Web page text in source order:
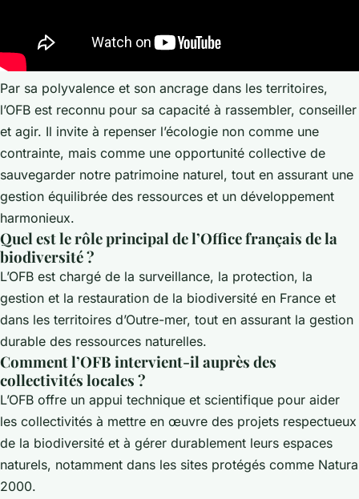
Par sa polyvalence et son ancrage dans les territoires,
l’OFB est reconnu pour sa capacité à rassembler, conseiller
et agir. Il invite à repenser l’écologie non comme une
contrainte, mais comme une opportunité collective de
sauvegarder notre patrimoine naturel, tout en assurant une
gestion équilibrée des ressources et un développement
harmonieux.
Quel est le rôle principal de l’Office français de la
biodiversité ?
L’OFB est chargé de la surveillance, la protection, la
gestion et la restauration de la biodiversité en France et
dans les territoires d’Outre-mer, tout en assurant la gestion
durable des ressources naturelles.
Comment l’OFB intervient-il auprès des
collectivités locales ?
L’OFB offre un appui technique et scientifique pour aider
les collectivités à mettre en œuvre des projets respectueux
de la biodiversité et à gérer durablement leurs espaces
naturels, notamment dans les sites protégés comme Natura
2000.